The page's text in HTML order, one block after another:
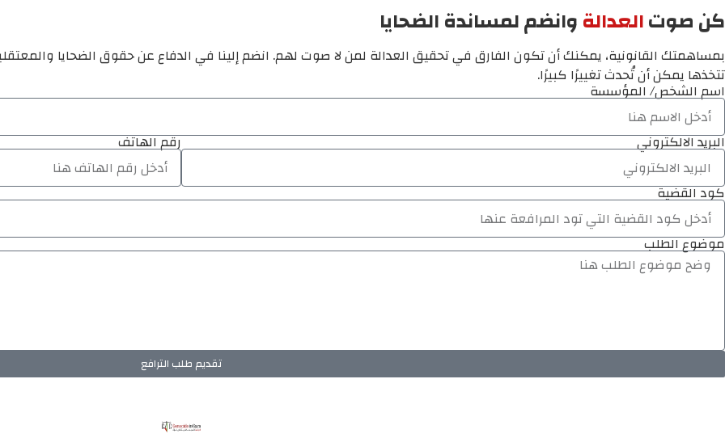
كن صوتالعدالةوانضم لمساندة الضحايا
بمساهمتك القانونية، يمكنك أن تكون الفارق في تحقيق العدالة لمن لا صوت لهم. انضم إلينا في الدفاع عن حقوق الضحايا
تتخذها يمكن أن تُحدث تغييرًا كبيرًا.
اسم الشخص/ المؤسسة
البريد الالكتروني رقم الهاتف
كود القضية
موضوع الطلب
تقديم طلب الترافع